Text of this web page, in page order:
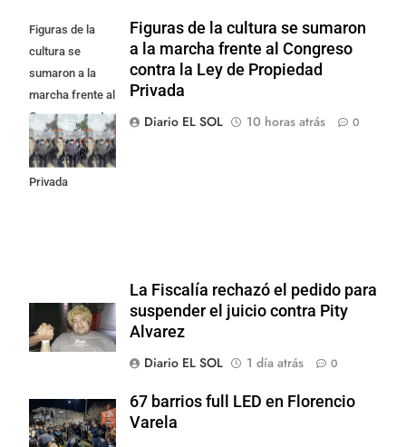
Figuras de la
cultura se
sumaron a la
marcha frente al
Congreso contra
la Ley de
Propiedad
Privada
Figuras de la cultura se sumaron
a la marcha frente al Congreso
contra la Ley de Propiedad
Privada
Diario EL SOL
10 horas atrás 0
La Fiscalía rechazó el pedido para
suspender el juicio contra Pity
Alvarez
Diario EL SOL
1 día atrás 0
67 barrios full LED en Florencio
Varela